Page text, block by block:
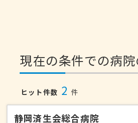
現在の条件での病
ヒット件数 2 件
静岡済生会総合病院